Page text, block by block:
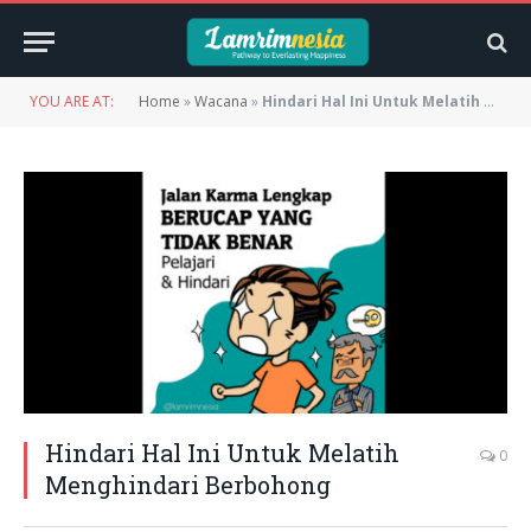
YOU ARE AT: Home »Wacana » Hindari Hal Ini Untuk Melatih Menghindari Berbohong
Hindari Hal Ini Untuk Melatih
Menghindari Berbohong
0